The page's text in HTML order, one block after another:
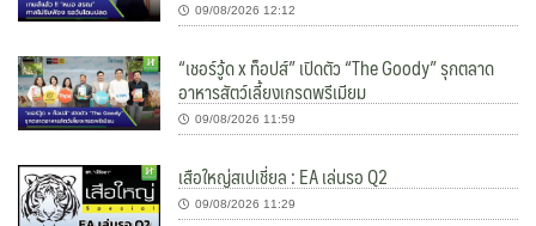
09/08/2026 12:12
“เชอร์วู้ด x ท็อปส์” เปิดตัว “The Goody” รุกตลาด
อาหารสัตว์เลี้ยงเกรดพรีเมียม
09/08/2026 11:59
เสือใหญ่สเปเชี่ยล : EA เล่นรอ Q2
09/08/2026 11:29